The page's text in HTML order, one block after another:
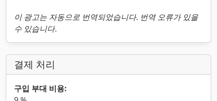
이 광고는 자동으로 번역되었습니다. 번역 오류가 있을
수 있습니다.
결제 처리
구입 부대 비용: